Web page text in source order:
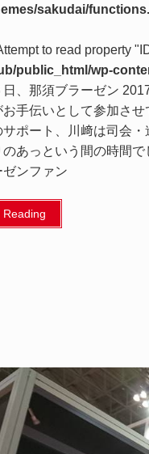
sakudai/
to read property
public_html/wp-
日、那須ブラーゼン
お手伝いとして参加さ
サポート、川﨑は司会
のあっという間の時間
ンファン